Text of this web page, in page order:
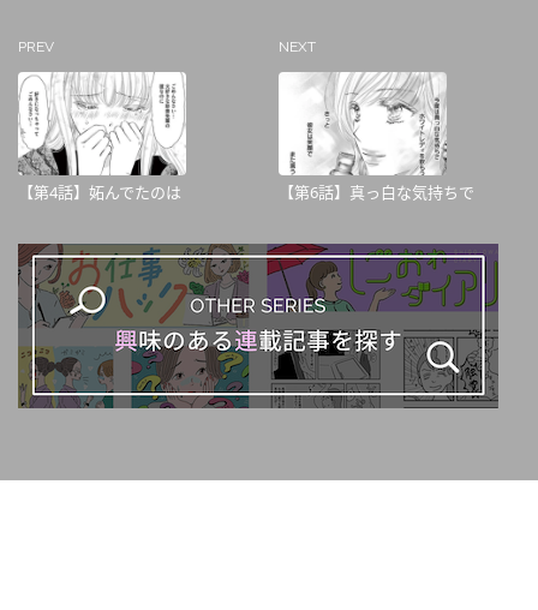
PREV
【第4話】妬んでたのは
NEXT
【第6話】真っ白な気持ちで